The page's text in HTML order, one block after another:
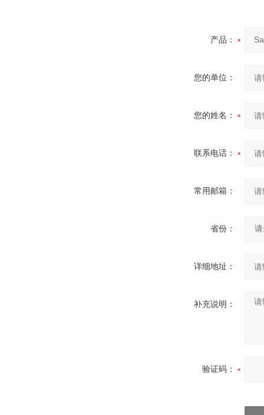
产品：
您的单位：
您的姓名：
联系电话：
常用邮箱：
省份：
详细地址：
补充说明：
验证码：